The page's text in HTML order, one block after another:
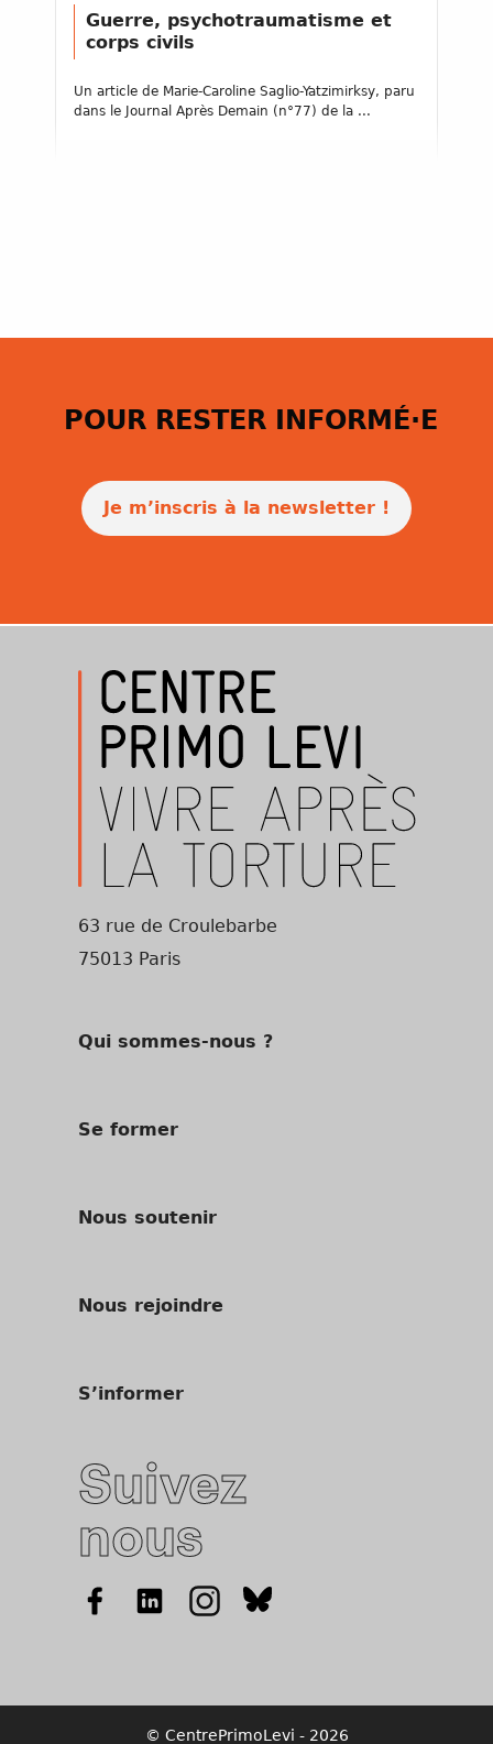
Guerre, psychotraumatisme et
corps civils
Un article de Marie-Caroline Saglio-Yatzimirksy, paru
dans le Journal Après Demain (n°77) de la ...
POUR RESTER INFORMÉ·E
Je m’inscris à la newsletter !
63 rue de Croulebarbe
75013 Paris
Qui sommes-nous ?
Se former
Nous soutenir
Nous rejoindre
S’informer
Suivez
nous
© CentrePrimoLevi - 2026